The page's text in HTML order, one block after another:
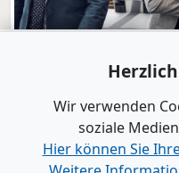
Wir verwenden
soziale
Hier können Sie